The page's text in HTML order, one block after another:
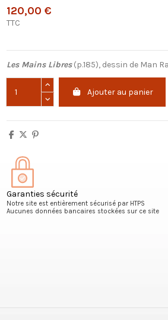
120,00 €
TTC
Les Mains Libres (p.185), dessin de Man
Ajouter au panier
Garanties sécurité
Notre site est entièrement sécurisé par HTPS
Aucunes données bancaires stockées sur ce site